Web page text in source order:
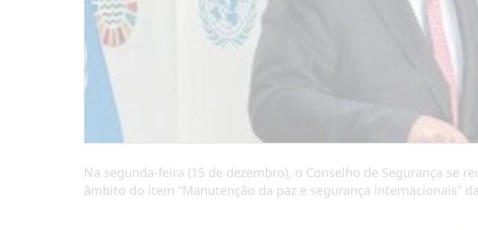
Na segunda-feira (15 de dezembro), o Conselho de Segurança se
âmbito do item “Manutenção da paz e segurança internacionais”